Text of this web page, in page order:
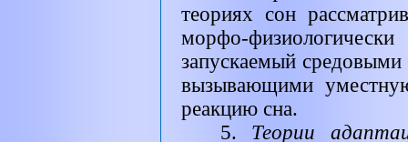
теориях сон
морфо-
запускаемый
вызывающими
реакцию сна.
5. Теории